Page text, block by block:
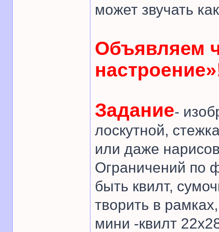
может звучать
Объявляем
Задание-
лоскутной,
или даже
Ограничений по
быть квилт,
творить в
мини -квилт